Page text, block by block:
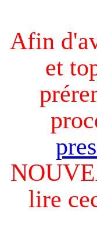
Afin
et
lire